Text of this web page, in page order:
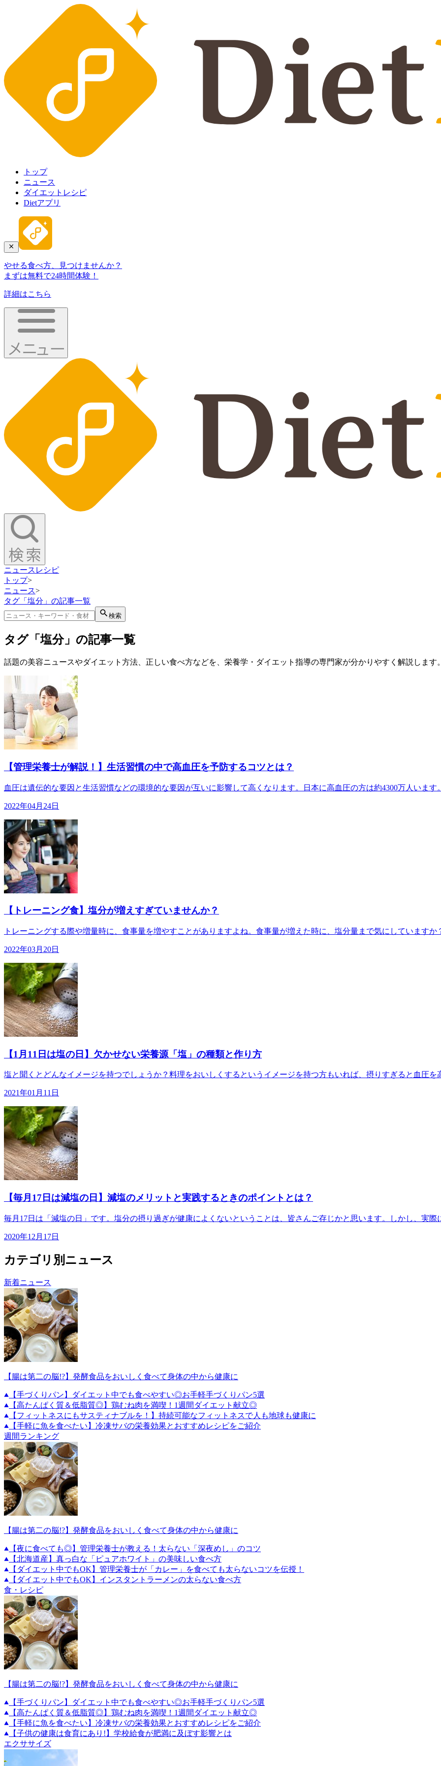
トップ
ニュース
ダイエットレシピ
Dietアプリ
やせる食べ方、見つけませんか？
まずは無料で24時間体験！
詳細はこちら
ニュース レシピ
トップ>
ニュース>
タグ「塩分」の記事一覧
検索
タグ「塩分」の記事一覧
話題の美容ニュースやダイエット方法、正しい食べ方などを、栄養学・ダイエット指導の専門家が分かりやすく解説します
【管理栄養士が解説！】生活習慣の中で高血圧を予防するコツとは？
血圧は遺伝的な要因と生活習慣などの環境的な要因が互いに影響して高くなります。日本に高血圧の方は約4300万人います
2022年04月24日
【トレーニング食】塩分が増えすぎていませんか？
トレーニングする際や増量時に、食事量を増やすことがありますよね。食事量が増えた時に、塩分量まで気にしていますか
2022年03月20日
【1月11日は塩の日】欠かせない栄養源「塩」の種類と作り方
塩と聞くとどんなイメージを持つでしょうか？料理をおいしくするというイメージを持つ方もいれば、摂りすぎると血圧を
2021年01月11日
【毎月17日は減塩の日】減塩のメリットと実践するときのポイントとは？
毎月17日は「減塩の日」です。塩分の摂り過ぎが健康によくないということは、皆さんご存じかと思います。しかし、実際
2020年12月17日
カテゴリ別ニュース
新着ニュース
【腸は第二の脳!?】発酵食品をおいしく食べて身体の中から健康に
【手づくりパン】ダイエット中でも食べやすい◎お手軽手づくりパン5選
【高たんぱく質＆低脂質◎】鶏むね肉を満喫！1週間ダイエット献立◎
【フィットネスにもサスティナブルを！】持続可能なフィットネスで人も地球も健康に
【手軽に魚を食べたい】冷凍サバの栄養効果とおすすめレシピをご紹介
週間ランキング
【腸は第二の脳!?】発酵食品をおいしく食べて身体の中から健康に
【夜に食べても◎】管理栄養士が教える！太らない「深夜めし」のコツ
【北海道産】真っ白な「ピュアホワイト」の美味しい食べ方
【ダイエット中でもOK】管理栄養士が「カレー」を食べても太らないコツを伝授！
【ダイエット中でもOK】インスタントラーメンの太らない食べ方
食・レシピ
【腸は第二の脳!?】発酵食品をおいしく食べて身体の中から健康に
【手づくりパン】ダイエット中でも食べやすい◎お手軽手づくりパン5選
【高たんぱく質＆低脂質◎】鶏むね肉を満喫！1週間ダイエット献立◎
【手軽に魚を食べたい】冷凍サバの栄養効果とおすすめレシピをご紹介
【子供の健康は食育にあり!】学校給食が肥満に及ぼす影響とは
エクササイズ